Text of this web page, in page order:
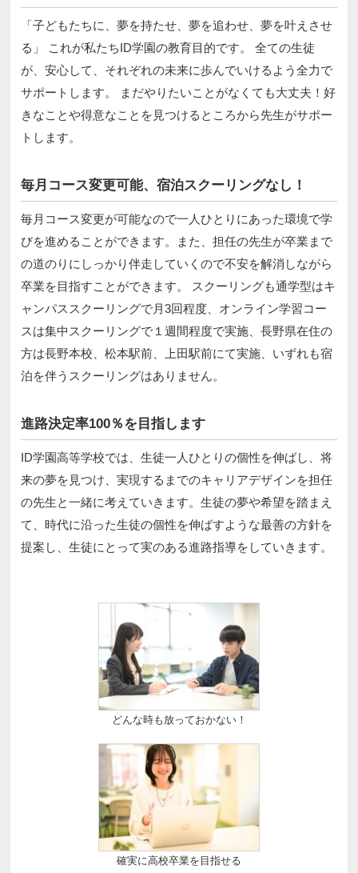
「子どもたちに、夢を持たせ、夢を追わせ、夢を叶えさせ
る」 これが私たちID学園の教育目的です。 全ての生徒
が、安心して、それぞれの未来に歩んでいけるよう全力で
サポートします。 まだやりたいことがなくても大丈夫！好
きなことや得意なことを見つけるところから先生がサポー
トします。
毎月コース変更可能、宿泊スクーリングなし！
毎月コース変更が可能なので一人ひとりにあった環境で学
びを進めることができます。また、担任の先生が卒業まで
の道のりにしっかり伴走していくので不安を解消しながら
卒業を目指すことができます。 スクーリングも通学型はキ
ャンパススクーリングで月3回程度、オンライン学習コー
スは集中スクーリングで１週間程度で実施、長野県在住の
方は長野本校、松本駅前、上田駅前にて実施、いずれも宿
泊を伴うスクーリングはありません。
進路決定率100％を目指します
ID学園高等学校では、生徒一人ひとりの個性を伸ばし、将
来の夢を見つけ、実現するまでのキャリアデザインを担任
の先生と一緒に考えていきます。生徒の夢や希望を踏まえ
て、時代に沿った生徒の個性を伸ばすような最善の方針を
提案し、生徒にとって実のある進路指導をしていきます。
どんな時も放っておかない！
確実に高校卒業を目指せる